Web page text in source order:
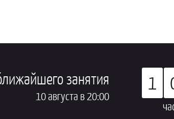
занятия
10 августа в 20:00
1